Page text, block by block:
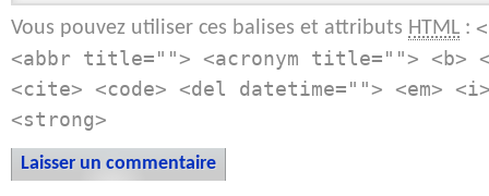
Vous pouvez utiliser ces balises et attributs HTML :
<abbr title=""> <acronym title=""> <b>
<cite> <code> <del datetime=""> <em>
<strong>